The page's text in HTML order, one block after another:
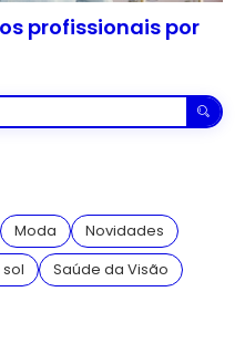
profissionais por
Moda
Novidades
Saúde da Visão